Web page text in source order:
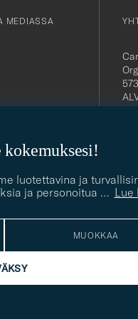
luotettavina ja
ja personoitua … Lue
MUOKKAA
MEDIASSA